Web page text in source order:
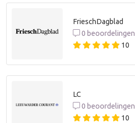
FrieschDagblad
0 beoordelingen
10
LC
0 beoordelingen
10